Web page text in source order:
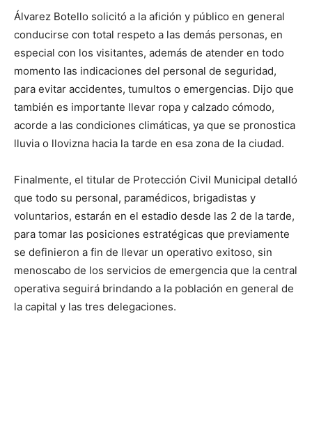
Álvarez Botello solicitó a la afición y público en general
conducirse con total respeto a las demás personas, en
especial con los visitantes, además de atender en todo
momento las indicaciones del personal de seguridad,
para evitar accidentes, tumultos o emergencias. Dijo que
también es importante llevar ropa y calzado cómodo,
acorde a las condiciones climáticas, ya que se pronostica
lluvia o llovizna hacia la tarde en esa zona de la ciudad.
Finalmente, el titular de Protección Civil Municipal detalló
que todo su personal, paramédicos, brigadistas y
voluntarios, estarán en el estadio desde las 2 de la tarde,
para tomar las posiciones estratégicas que previamente
se definieron a fin de llevar un operativo exitoso, sin
menoscabo de los servicios de emergencia que la central
operativa seguirá brindando a la población en general de
la capital y las tres delegaciones.